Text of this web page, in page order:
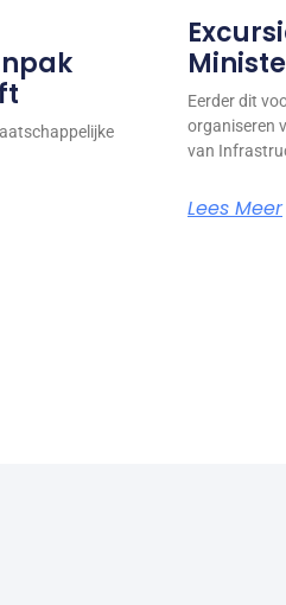
Eerder dit
organiseren
van
Lees Meer